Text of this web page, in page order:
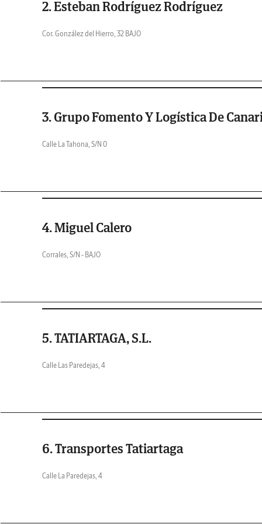
2. Esteban Rodríguez Rodríguez
Cor. González del Hierro, 32 BAJO
3. Grupo Fomento Y Logística De
Calle La Tahona, S/N 0
4. Miguel Calero
Corrales, S/N - BAJO
5. TATIARTAGA, S.L.
Calle Las Paredejas, 4
6. Transportes Tatiartaga
Calle La Paredejas, 4